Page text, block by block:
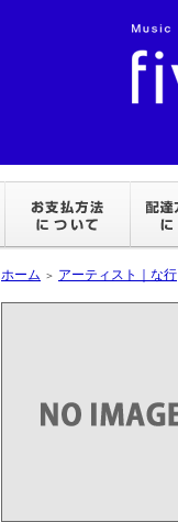
ホーム ＞ アーティスト｜な行